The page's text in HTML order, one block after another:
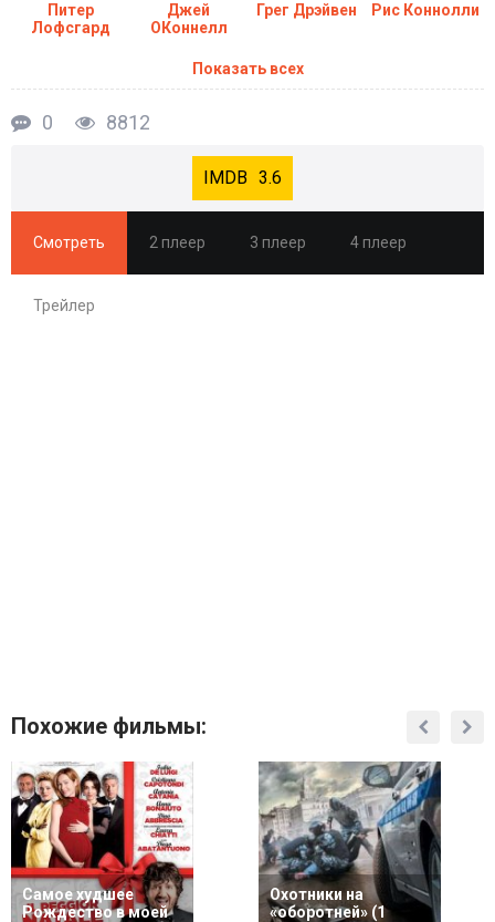
Питер
Лофсгард
Джей
ОКоннелл
Грег Дрэйвен Рис Коннолли
Показать всех
0 8812
3.6
Смотреть 2 плеер 3 плеер 4 плеер
Трейлер
Похожие фильмы:
Самое худшее
Рождество в моей
Охотники на
«оборотней» (1